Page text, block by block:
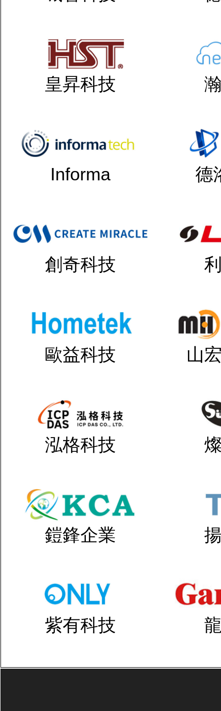
皇昇科技
Informa 德
創奇科技
歐益科技 山
泓格科技
鎧鋒企業
紫有科技